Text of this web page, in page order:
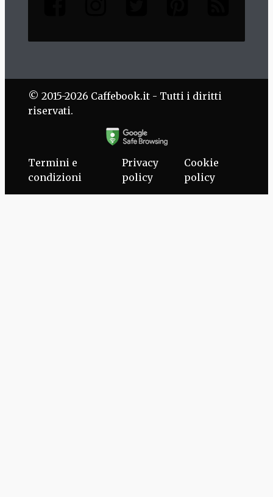
© 2015-2026 Caffebook.it - Tutti i diritti
riservati.
Termini e
condizioni
Privacy
policy
Cookie
policy